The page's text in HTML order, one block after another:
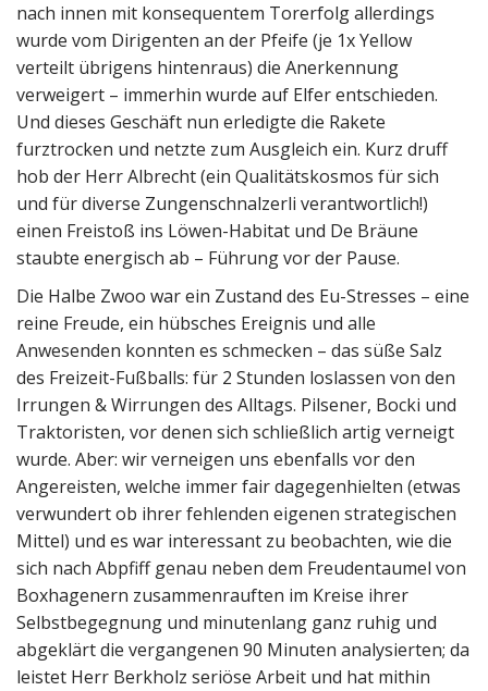
nach innen mit konsequentem Torerfolg allerdings
wurde vom Dirigenten an der Pfeife (je 1x Yellow
verteilt übrigens hintenraus) die Anerkennung
verweigert – immerhin wurde auf Elfer entschieden.
Und dieses Geschäft nun erledigte die Rakete
furztrocken und netzte zum Ausgleich ein. Kurz druff
hob der Herr Albrecht (ein Qualitätskosmos für sich
und für diverse Zungenschnalzerli verantwortlich!)
einen Freistoß ins Löwen-Habitat und De Bräune
staubte energisch ab – Führung vor der Pause.
Die Halbe Zwoo war ein Zustand des Eu-Stresses – eine
reine Freude, ein hübsches Ereignis und alle
Anwesenden konnten es schmecken – das süße Salz
des Freizeit-Fußballs: für 2 Stunden loslassen von den
Irrungen & Wirrungen des Alltags. Pilsener, Bocki und
Traktoristen, vor denen sich schließlich artig verneigt
wurde. Aber: wir verneigen uns ebenfalls vor den
Angereisten, welche immer fair dagegenhielten (etwas
verwundert ob ihrer fehlenden eigenen strategischen
Mittel) und es war interessant zu beobachten, wie die
sich nach Abpfiff genau neben dem Freudentaumel von
Boxhagenern zusammenrauften im Kreise ihrer
Selbstbegegnung und minutenlang ganz ruhig und
abgeklärt die vergangenen 90 Minuten analysierten; da
leistet Herr Berkholz seriöse Arbeit und hat mithin